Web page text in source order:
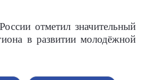
отметил значительный
в развитии молодёжной